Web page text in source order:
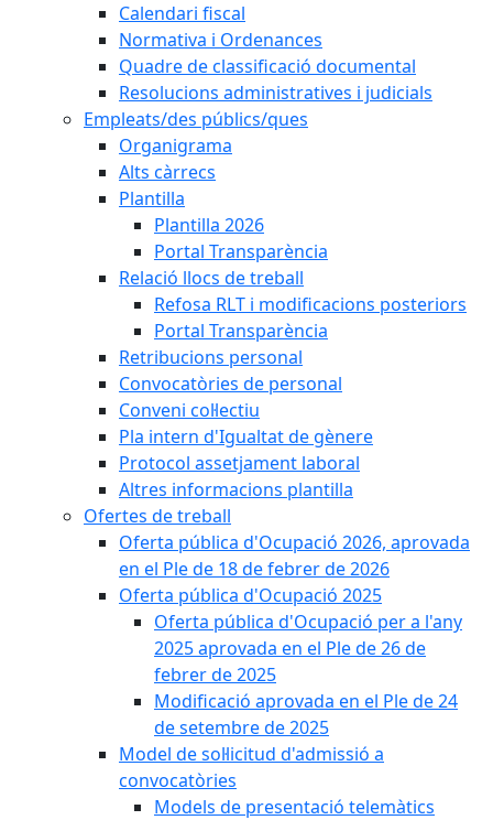
Calendari fiscal
Normativa i Ordenances
Quadre de classificació documental
Resolucions administratives i judicials
Empleats/des públics/ques
Organigrama
Alts càrrecs
Plantilla
Plantilla 2026
Portal Transparència
Relació llocs de treball
Refosa RLT i modificacions posteriors
Portal Transparència
Retribucions personal
Convocatòries de personal
Conveni col·lectiu
Pla intern d'Igualtat de gènere
Protocol assetjament laboral
Altres informacions plantilla
Ofertes de treball
Oferta pública d'Ocupació 2026, aprovada
en el Ple de 18 de febrer de 2026
Oferta pública d'Ocupació 2025
Oferta pública d'Ocupació per a l'any
2025 aprovada en el Ple de 26 de
febrer de 2025
Modificació aprovada en el Ple de 24
de setembre de 2025
Model de sol·licitud d'admissió a
convocatòries
Models de presentació telemàtics